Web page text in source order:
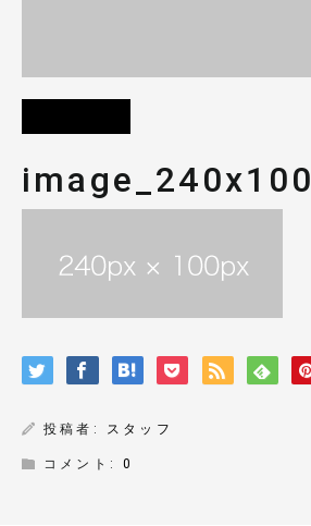
image_240x100
投稿者: スタッフ
コメント:0